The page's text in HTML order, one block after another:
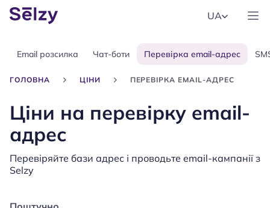
UA
ГОЛОВНА ЦІНИ ПЕРЕВІРКА EMAIL-АДРЕС
Email розсилка Чат-боти Перевірка email-адрес
Ціни на перевірку email-
адрес
Перевіряйте бази адрес і проводьте email-кампанії з
Selzy